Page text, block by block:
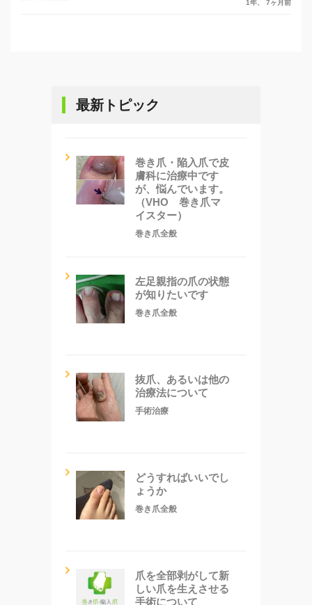
1年、 7ヶ月前
最新トピック
巻き爪・陥入爪で皮
膚科に治療中です
が、悩んでいます。
（VHO 巻き爪マ
イスター）
巻き爪全般
左足親指の爪の状態
が知りたいです
巻き爪全般
抜爪、あるいは他の
治療法について
手術治療
どうすればいいでし
ょうか
巻き爪全般
爪を全部剥がして新
しい爪を生えさせる
手術について